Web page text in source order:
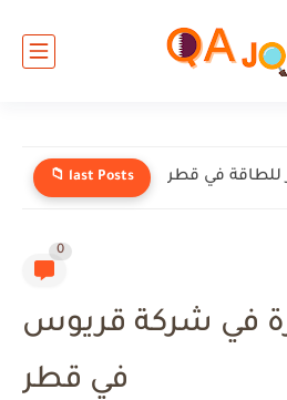
📁 last Posts
0
في شركة قريوس
في قطر